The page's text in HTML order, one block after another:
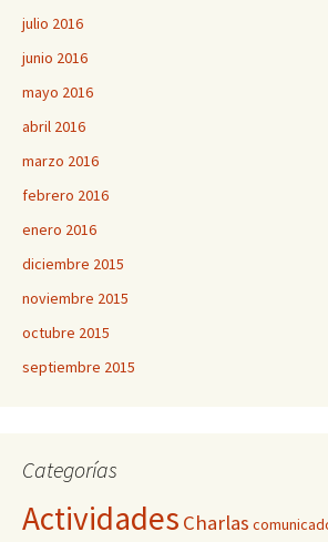
julio 2016
junio 2016
mayo 2016
abril 2016
marzo 2016
febrero 2016
enero 2016
diciembre 2015
noviembre 2015
octubre 2015
septiembre 2015
Categorías
Actividades Charlas